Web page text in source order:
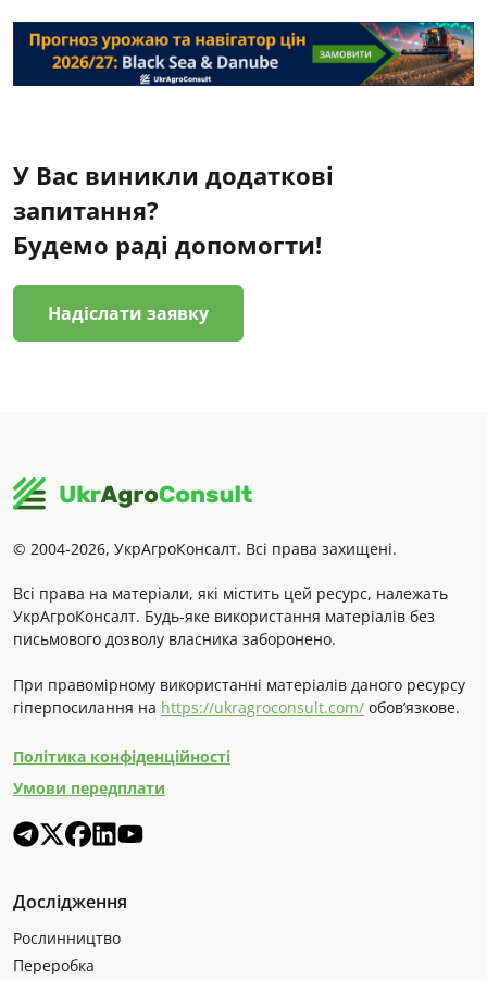
У Вас виникли додаткові
запитання?
Будемо раді допомогти!
Надіслати заявку
© 2004-2026, УкрАгроКонсалт. Всі права захищені.
Всі права на матеріали, які містить цей ресурс, належать
УкрАгроКонсалт. Будь-яке використання матеріалів без
письмового дозволу власника заборонено.
При правомірному використанні матеріалів даного ресурсу
гіперпосилання на https://ukragroconsult.com/ обов’язкове.
Політика конфіденційності
Умови передплати
Дослідження
Рослинництво
Переробка